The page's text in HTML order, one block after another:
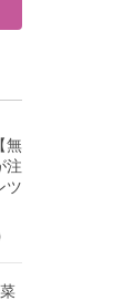
無
注
ツ